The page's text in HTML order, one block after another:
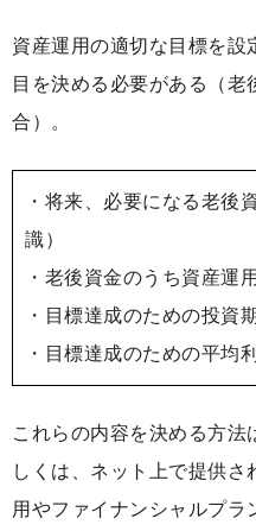
資産運用の適切な目標を設
目を決める必要がある（
合）。
・将来、必要になる老後
識）
・老後資金のうち資産運
・目標達成のための投資
・目標達成のための平
これらの内容を決める方法
しくは、ネット上で提供さ
用やファイナンシャルプラ